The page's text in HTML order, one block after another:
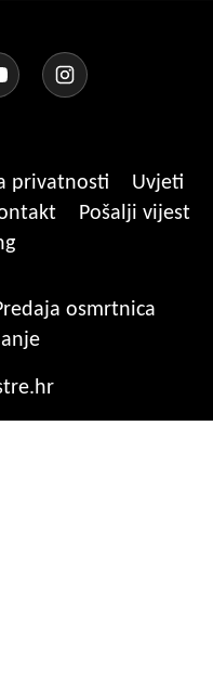
privatnosti
Uvjeti
Pošalji vijest
osmrtnica